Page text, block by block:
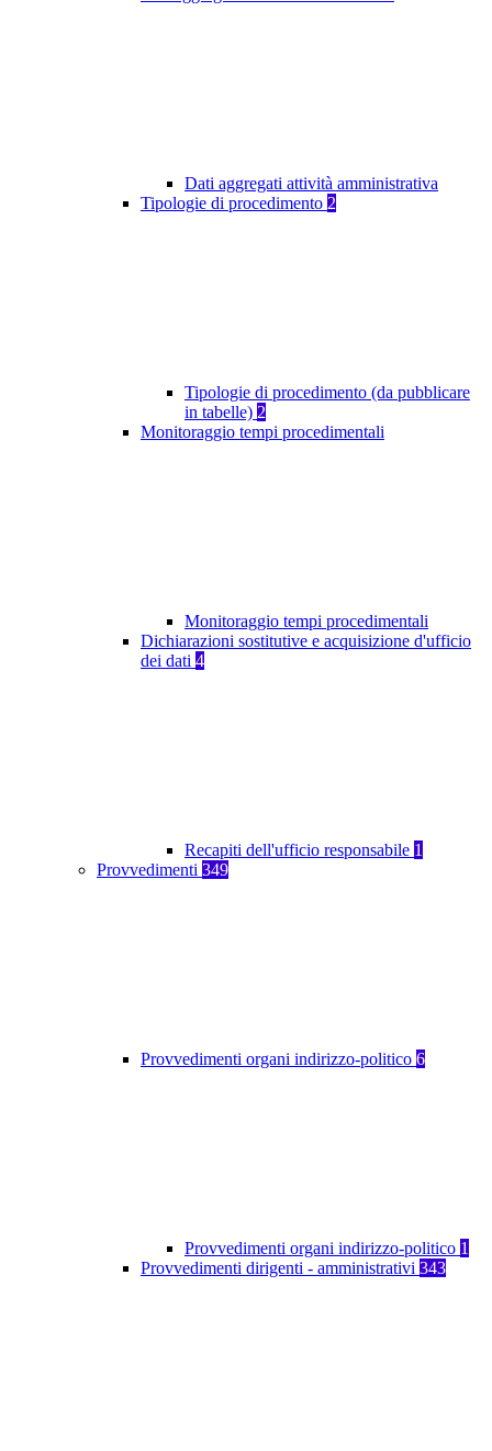
Dati aggregati attività amministrativa
Tipologie di procedimento 2
Tipologie di procedimento (da pubblicare
in tabelle) 2
Monitoraggio tempi procedimentali
Monitoraggio tempi procedimentali
Dichiarazioni sostitutive e acquisizione d'ufficio
dei dati 4
Recapiti dell'ufficio responsabile 1
Provvedimenti 349
Provvedimenti organi indirizzo-politico 6
Provvedimenti organi indirizzo-politico 1
Provvedimenti dirigenti - amministrativi 343